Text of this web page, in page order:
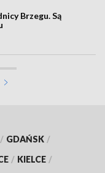
Brzegu. Są
/ GDAŃSK /
/ KIELCE /